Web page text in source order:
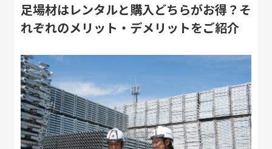
足場材はレンタルと購入どちらがお得？そ
れぞれのメリット・デメリットをご紹介